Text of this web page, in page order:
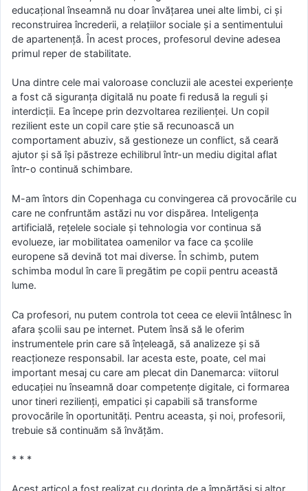
educațional înseamnă nu doar învățarea unei alte limbi, ci și
reconstruirea încrederii, a relațiilor sociale și a sentimentului
de apartenență. În acest proces, profesorul devine adesea
primul reper de stabilitate.
Una dintre cele mai valoroase concluzii ale acestei experiențe
a fost că siguranța digitală nu poate fi redusă la reguli și
interdicții. Ea începe prin dezvoltarea rezilienței. Un copil
rezilient este un copil care știe să recunoască un
comportament abuziv, să gestioneze un conflict, să ceară
ajutor și să își păstreze echilibrul într-un mediu digital aflat
într-o continuă schimbare.
M-am întors din Copenhaga cu convingerea că provocările cu
care ne confruntăm astăzi nu vor dispărea. Inteligența
artificială, rețelele sociale și tehnologia vor continua să
evolueze, iar mobilitatea oamenilor va face ca școlile
europene să devină tot mai diverse. În schimb, putem
schimba modul în care îi pregătim pe copii pentru această
lume.
Ca profesori, nu putem controla tot ceea ce elevii întâlnesc în
afara școlii sau pe internet. Putem însă să le oferim
instrumentele prin care să înțeleagă, să analizeze și să
reacționeze responsabil. Iar acesta este, poate, cel mai
important mesaj cu care am plecat din Danemarca: viitorul
educației nu înseamnă doar competențe digitale, ci formarea
unor tineri rezilienți, empatici și capabili să transforme
provocările în oportunități. Pentru aceasta, și noi, profesorii,
trebuie să continuăm să învățăm.
* * *
Acest articol a fost realizat cu dorința de a împărtăși și altor